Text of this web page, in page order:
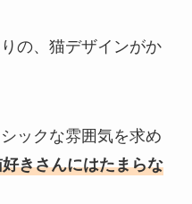
の、猫デザインがか
ックな雰囲気を求め
きさんにはたまらな